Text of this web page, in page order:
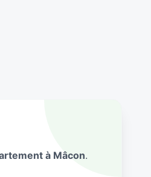
à Mâcon.